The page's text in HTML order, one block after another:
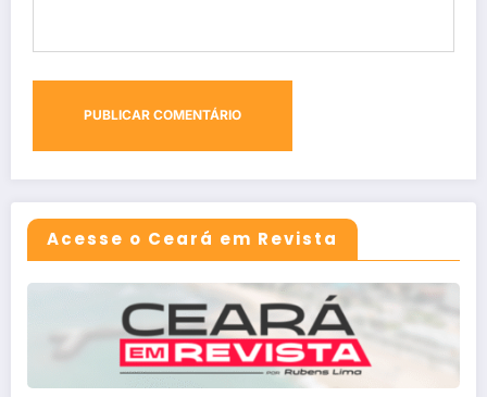
Acesse o Ceará em Revista